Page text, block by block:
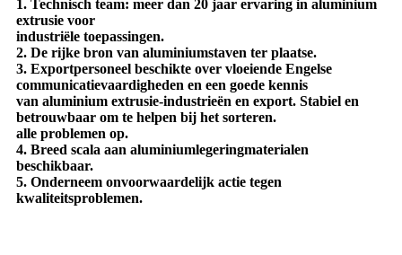
1. Technisch team: meer dan 20 jaar ervaring in aluminium
extrusie voor
industriële toepassingen.
2. De rijke bron van aluminiumstaven ter plaatse.
3. Exportpersoneel beschikte over vloeiende Engelse
communicatievaardigheden en een goede kennis
van aluminium extrusie-industrieën en export. Stabiel en
betrouwbaar om te helpen bij het sorteren.
alle problemen op.
4. Breed scala aan aluminiumlegeringmaterialen
beschikbaar.
5. Onderneem onvoorwaardelijk actie tegen
kwaliteitsproblemen.